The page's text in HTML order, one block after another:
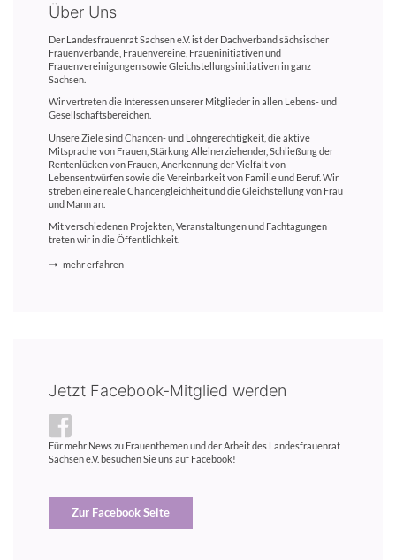
Über Uns
Der Landesfrauenrat Sachsen e.V. ist der Dachverband sächsischer
Frauenverbände, Frauenvereine, Fraueninitiativen und
Frauenvereinigungen sowie Gleichstellungsinitiativen in ganz
Sachsen.
Wir vertreten die Interessen unserer Mitglieder in allen Lebens- und
Gesellschaftsbereichen.
Unsere Ziele sind Chancen- und Lohngerechtigkeit, die aktive
Mitsprache von Frauen, Stärkung Alleinerziehender, Schließung der
Rentenlücken von Frauen, Anerkennung der Vielfalt von
Lebensentwürfen sowie die Vereinbarkeit von Familie und Beruf. Wir
streben eine reale Chancengleichheit und die Gleichstellung von Frau
und Mann an.
Mit verschiedenen Projekten, Veranstaltungen und Fachtagungen
treten wir in die Öffentlichkeit.
mehr erfahren
Jetzt Facebook-Mitglied werden
Für mehr News zu Frauenthemen und der Arbeit des Landesfrauenrat
Sachsen e.V. besuchen Sie uns auf Facebook!
Zur Facebook Seite